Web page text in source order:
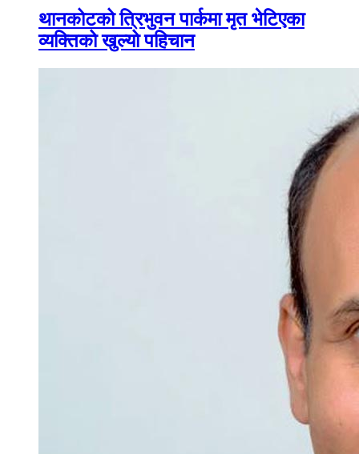
थानकोटको त्रिभुवन पार्कमा मृत भेटिएका
व्यक्तिको खुल्यो पहिचान